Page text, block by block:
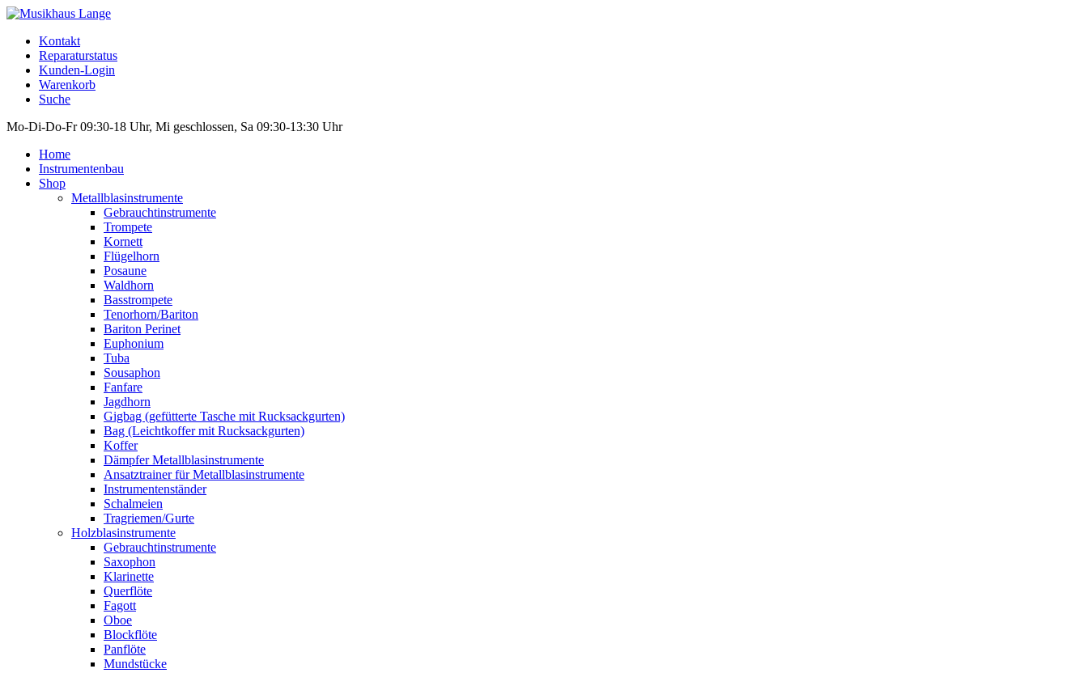
Kontakt
Reparaturstatus
Kunden-Login
Warenkorb
Suche
Mo-Di-Do-Fr 09:30-18 Uhr, Mi geschlossen, Sa 09:30-13:30 Uhr
Home
Instrumentenbau
Shop
Metallblasinstrumente
Gebrauchtinstrumente
Trompete
Kornett
Flügelhorn
Posaune
Waldhorn
Basstrompete
Tenorhorn/Bariton
Bariton Perinet
Euphonium
Tuba
Sousaphon
Fanfare
Jagdhorn
Gigbag (gefütterte Tasche mit Rucksackgurten)
Bag (Leichtkoffer mit Rucksackgurten)
Koffer
Dämpfer Metallblasinstrumente
Ansatztrainer für Metallblasinstrumente
Instrumentenständer
Schalmeien
Tragriemen/Gurte
Holzblasinstrumente
Gebrauchtinstrumente
Saxophon
Klarinette
Querflöte
Fagott
Oboe
Blockflöte
Panflöte
Mundstücke